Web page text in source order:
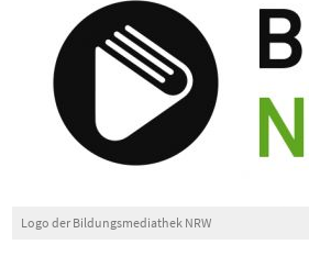
Logo der Bildungsmediathek NRW